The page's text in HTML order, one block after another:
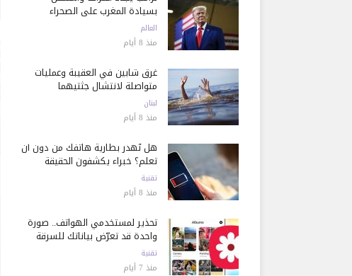
بسيادة المغرب على الصحراء
العالم
منذ 8 أيام
غرق شابين في العقيبة وعمليات
متواصلة لانتشال جثتيهما
لبنان
منذ 8 أيام
هل تُهدر بطارية هاتفك من دون أن
تعلم؟ خبراء يكشفون الحقيقة
تقنية
منذ 8 أيام
تحذير لمستخدمي الهواتف.. صورة
واحدة قد تعرّض بياناتك للسرقة
تقنية
منذ 7 أيام